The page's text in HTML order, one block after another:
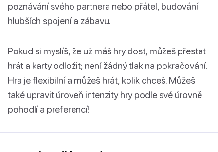
poznávání svého partnera nebo přátel, budování
hlubších spojení a zábavu.
Pokud si myslíš, že už máš hry dost, můžeš přestat
hrát a karty odložit; není žádný tlak na pokračování.
Hra je flexibilní a můžeš hrát, kolik chceš. Můžeš
také upravit úroveň intenzity hry podle své úrovně
pohodlí a preferencí!